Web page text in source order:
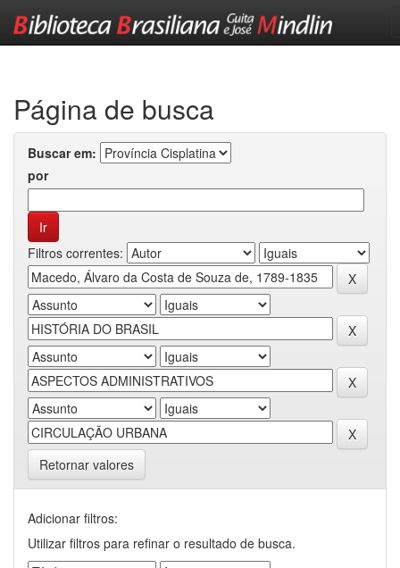
Página de busca
Buscar em:
por
Filtros correntes:
Retornar valores
Adicionar filtros:
Utilizar filtros para refinar o resultado de busca.